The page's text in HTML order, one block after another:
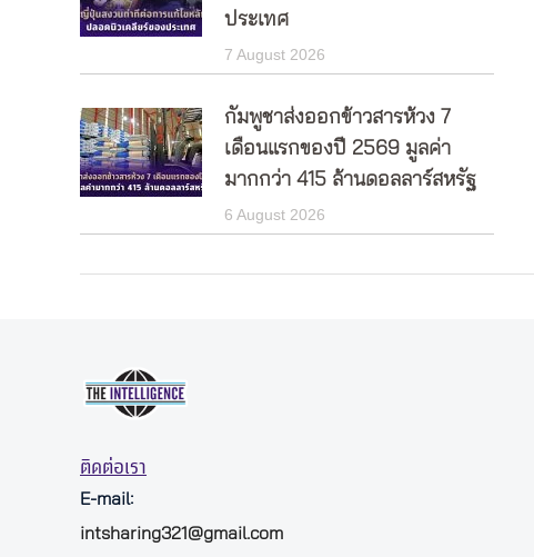
ประเทศ
7 August 2026
กัมพูชาส่งออกข้าวสารห้วง 7
เดือนแรกของปี 2569 มูลค่า
มากกว่า 415 ล้านดอลลาร์สหรัฐ
6 August 2026
ติดต่อเรา
E-mail:
intsharing321@gmail.com